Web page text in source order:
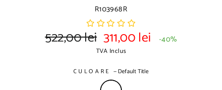
R103968R
P
r
522,00 lei P
r
e
d
e
311,00 lei -40%
TVA Inclus
CULOARE— Default Title